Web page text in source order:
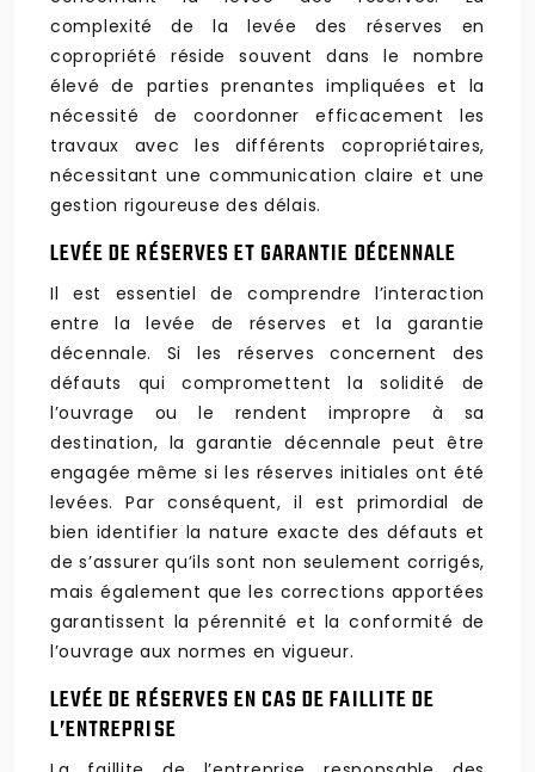
complexité de la levée des réserves en
copropriété réside souvent dans le nombre
élevé de parties prenantes impliquées et la
nécessité de coordonner efficacement les
travaux avec les différents copropriétaires,
nécessitant une communication claire et une
gestion rigoureuse des délais.
LEVÉE DE RÉSERVES ET GARANTIE DÉCENNALE
Il est essentiel de comprendre l’interaction
entre la levée de réserves et la garantie
décennale. Si les réserves concernent des
défauts qui compromettent la solidité de
l’ouvrage ou le rendent impropre à sa
destination, la garantie décennale peut être
engagée même si les réserves initiales ont été
levées. Par conséquent, il est primordial de
bien identifier la nature exacte des défauts et
de s’assurer qu’ils sont non seulement corrigés,
mais également que les corrections apportées
garantissent la pérennité et la conformité de
l’ouvrage aux normes en vigueur.
LEVÉE DE RÉSERVES EN CAS DE FAILLITE DE
L’ENTREPRISE